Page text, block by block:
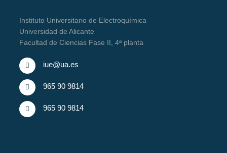
Instituto Universitario de Electroquímica
Universidad de Alicante
Facultad de Ciencias Fase II, 4ª planta
iue@ua.es
965 90 9814
965 90 9814